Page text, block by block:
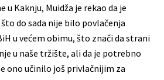
Kaknju, Muidža je rekao da je
do sada nije bilo povlačenja
u većem obimu, što znači da strani
u naše tržište, ali da je potrebno
ono učinilo još privlačnijim za